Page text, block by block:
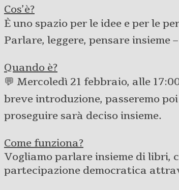
Cos’è?
È uno spazio per le idee e per le
Parlare, leggere, pensare insieme
Quando è?
💬 Mercoledì 21 febbraio, alle
breve introduzione, passeremo
proseguire sarà deciso insieme.
Come funziona?
Vogliamo parlare insieme di libri,
partecipazione democratica